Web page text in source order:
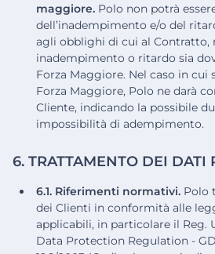
maggiore. Polo non potrà
dell’inadempimento e/o del
agli obblighi di cui al Contratto,
inadempimento o ritardo sia
Forza Maggiore. Nel caso in cui
Forza Maggiore, Polo ne darà
Cliente, indicando la possibile
impossibilità di adempimento.
6. TRATTAMENTO DEI DATI
6.1. Riferimenti normativi. Polo
dei Clienti in conformità alle
applicabili, in particolare il Reg.
Data Protection Regulation -